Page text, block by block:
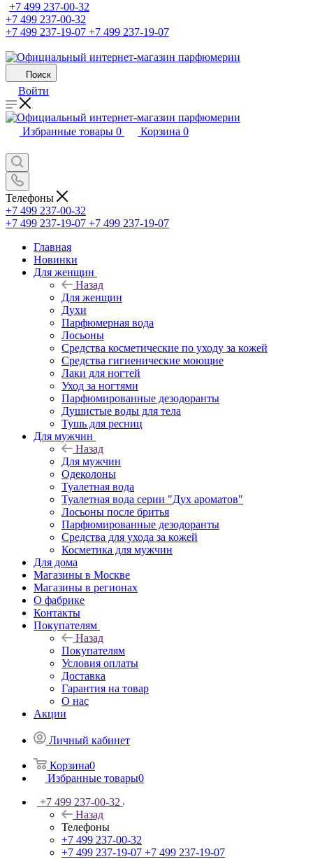
+7 499 237-00-32
+7 499 237-00-32
+7 499 237-19-07 +7 499 237-19-07
Поиск
Войти
Избранные товары 0 Корзина 0
Телефоны
+7 499 237-00-32
+7 499 237-19-07 +7 499 237-19-07
Главная
Новинки
Для женщин
Назад
Для женщин
Духи
Парфюмерная вода
Лосьоны
Средства косметические по уходу за кожей
Средства гигиенические моющие
Лаки для ногтей
Уход за ногтями
Парфюмированные дезодоранты
Душистые воды для тела
Тушь для ресниц
Для мужчин
Назад
Для мужчин
Одеколоны
Туалетная вода
Туалетная вода серии "Дух ароматов"
Лосьоны после бритья
Парфюмированные дезодоранты
Средства для ухода за кожей
Косметика для мужчин
Для дома
Магазины в Москве
Магазины в регионах
О фабрике
Контакты
Покупателям
Назад
Покупателям
Условия оплаты
Доставка
Гарантия на товар
О нас
Акции
Личный кабинет
Корзина0
Избранные товары0
+7 499 237-00-32
Назад
Телефоны
+7 499 237-00-32
+7 499 237-19-07 +7 499 237-19-07